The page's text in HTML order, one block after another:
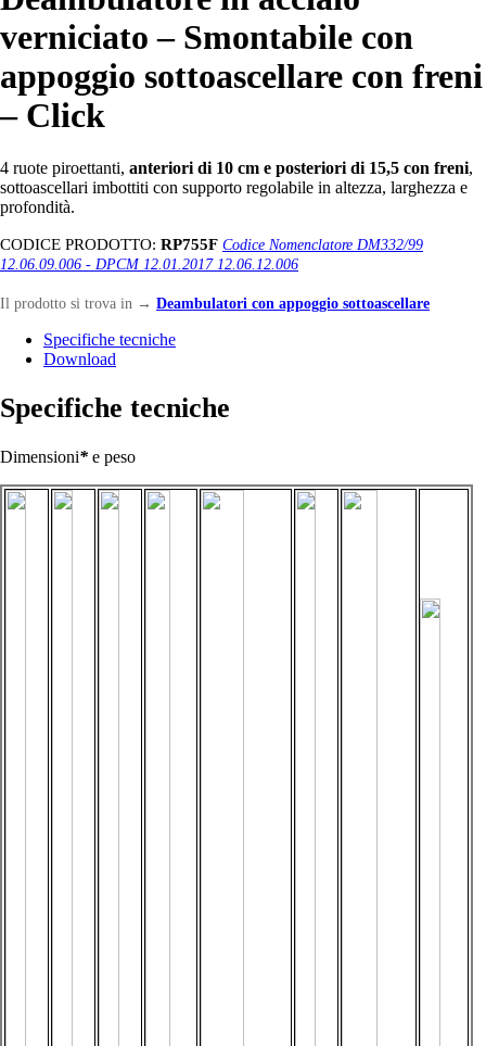
verniciato – Smontabile con
appoggio sottoascellare con freni
– Click
4 ruote piroettanti, anteriori di 10 cm e posteriori di 15,5 con freni,
sottoascellari imbottiti con supporto regolabile in altezza, larghezza e
profondità.
CODICE PRODOTTO: RP755F Codice Nomenclatore DM332/99
12.06.09.006 - DPCM 12.01.2017 12.06.12.006
Il prodotto si trova in → Deambulatori con appoggio sottoascellare
Specifiche tecniche
Download
Specifiche tecniche
Dimensioni* e peso